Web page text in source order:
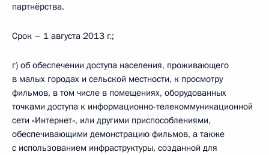
партнёрства.
Срок – 1 августа 2013 г.;
г) об обеспечении доступа населения, проживающего
в малых городах и сельской местности, к просмотру
фильмов, в том числе в помещениях, оборудованных
точками доступа к информационно-телекоммуникационной
сети «Интернет», или другими приспособлениями,
обеспечивающими демонстрацию фильмов, а также
с использованием инфраструктуры, созданной для